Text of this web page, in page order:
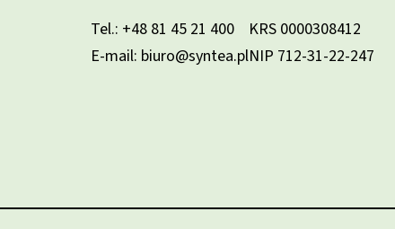
Tel.: +48 81 45 21 400
E-mail: biuro@syntea.pl
KRS 0000308412
NIP 712-31-22-247